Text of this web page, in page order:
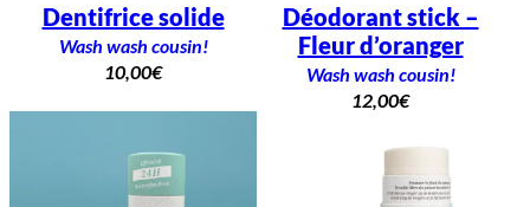
Dentifrice solide
Wash wash cousin!
10,00€
Déodorant stick –
Fleur d’oranger
Wash wash cousin!
12,00€